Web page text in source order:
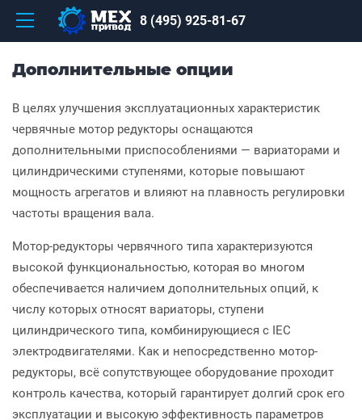
8 (495) 925-81-67
Дополнительные опции
В целях улучшения эксплуатационных характеристик
червячные мотор редукторы оснащаются
дополнительными приспособлениями — вариаторами и
цилиндрическими ступенями, которые повышают
мощность агрегатов и влияют на плавность регулировки
частоты вращения вала.
Мотор-редукторы червячного типа характеризуются
высокой функциональностью, которая во многом
обеспечивается наличием дополнительных опций, к
числу которых относят вариаторы, ступени
цилиндрического типа, комбинирующиеся с IEC
электродвигателями. Как и непосредственно мотор-
редукторы, всё сопутствующее оборудование проходит
контроль качества, который гарантирует долгий срок его
эксплуатации и высокую эффективность параметров